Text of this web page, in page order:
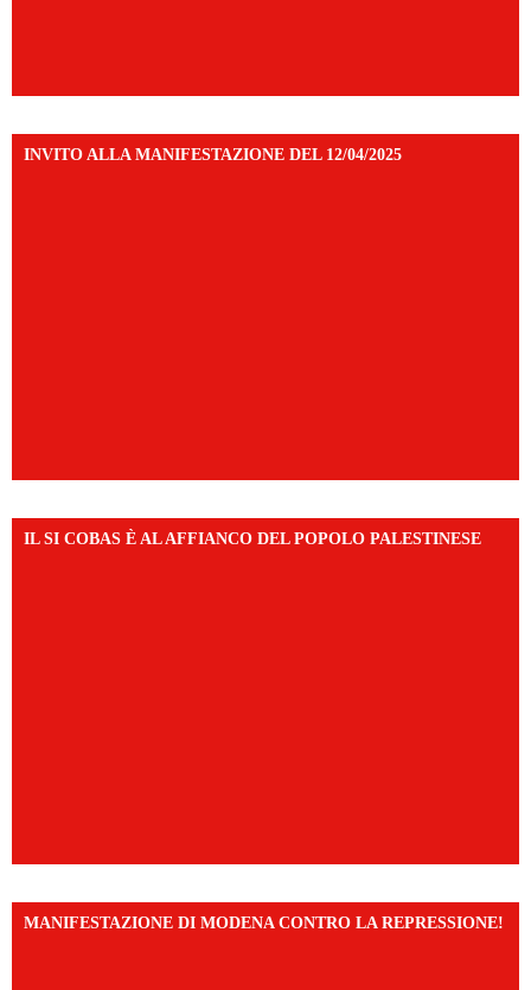
INVITO ALLA MANIFESTAZIONE DEL 12/04/2025
IL SI COBAS È AL AFFIANCO DEL POPOLO PALESTINESE
MANIFESTAZIONE DI MODENA CONTRO LA REPRESSIONE!